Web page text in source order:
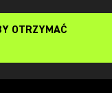
OTRZYMAĆ